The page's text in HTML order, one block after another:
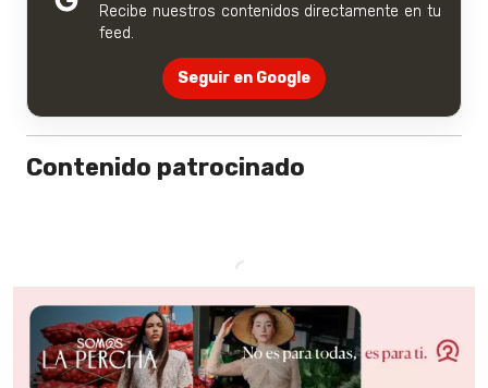
Recibe nuestros contenidos directamente en tu
feed.
Seguir en Google
Contenido patrocinado